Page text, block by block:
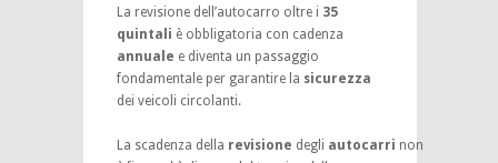
La revisione dell’autocarro oltre i 35
quintali è obbligatoria con cadenza
annuale e diventa un passaggio
fondamentale per garantire la sicurezza
dei veicoli circolanti.
La scadenza della revisione degli autocarri non